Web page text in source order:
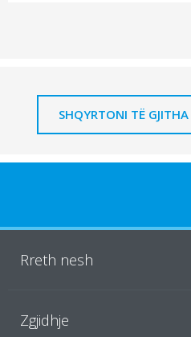
SHQYRTONI TË
Rreth nesh
Zgjidhje